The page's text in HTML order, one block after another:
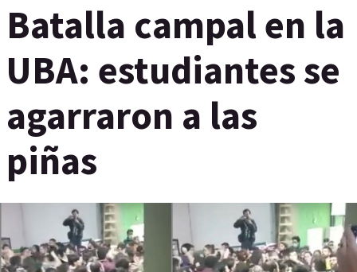
Batalla campal en la
UBA: estudiantes se
agarraron a las
piñas